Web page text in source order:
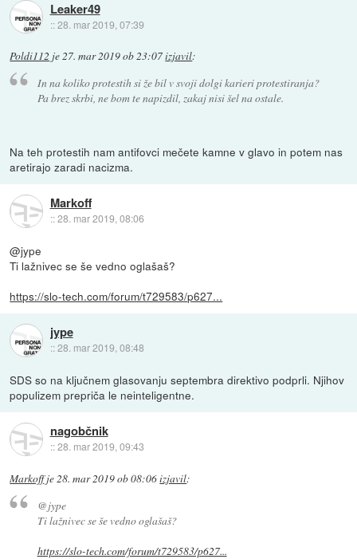
Leaker49
::28. mar 2019, 07:39
Poldi112 je27. mar 2019 ob 23:07izjavil:
In na koliko protestih si že bil v svoji dolgi karieri protestiranja?
Pa brez skrbi, ne bom te napizdil, zakaj nisi šel na ostale.
Na teh protestih nam antifovci mečete kamne v glavo in potem nas
aretirajo zaradi nacizma.
Markoff
::28. mar 2019, 08:06
@jype
Ti lažnivec se še vedno oglašaš?
https://slo-tech.com/forum/t729583/p627...
jype
::28. mar 2019, 08:48
SDS so na ključnem glasovanju septembra direktivo podprli. Njihov
populizem prepriča le neinteligentne.
nagobčnik
::28. mar 2019, 09:43
Markoffje28. mar 2019 ob 08:06izjavil:
@jype
Ti lažnivec se še vedno oglašaš?
https://slo-tech.com/forum/t729583/p627...